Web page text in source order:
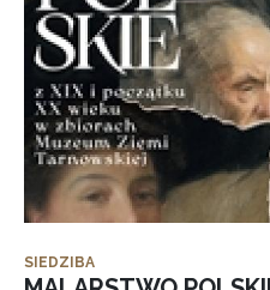
SIEDZIBA